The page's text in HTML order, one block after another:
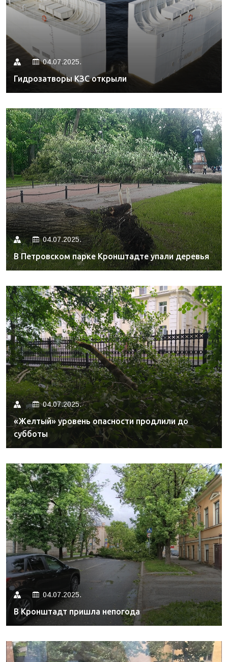
04.07.2025.
Гидрозатворы КЗС открыли
04.07.2025.
В Петровском парке Кронштадте упали деревья
04.07.2025.
«Желтый» уровень опасности продлили до
субботы
04.07.2025.
В Кронштадт пришла непогода